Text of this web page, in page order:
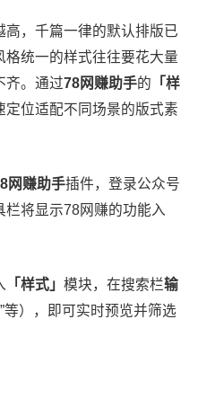
高，千篇一律的默认排版已
统一的样式往往要花大量
齐。通过78网赚助手的 「样
定位适配不同场景的版式素
网赚助手插件，登录公众号
将显示78网赚的功能入
「样式」 模块，在搜索栏输
”等），即可实时预览并筛选